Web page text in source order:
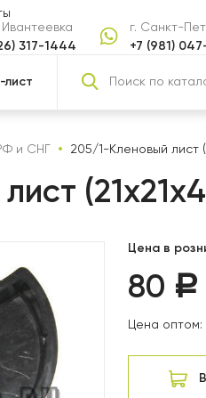
Ивантеевка
317-1444
г. Санкт-
+7 (981)
лист
и СНГ 205/1-Кленовый лист
Цена в
80 Р
Цена оптом: